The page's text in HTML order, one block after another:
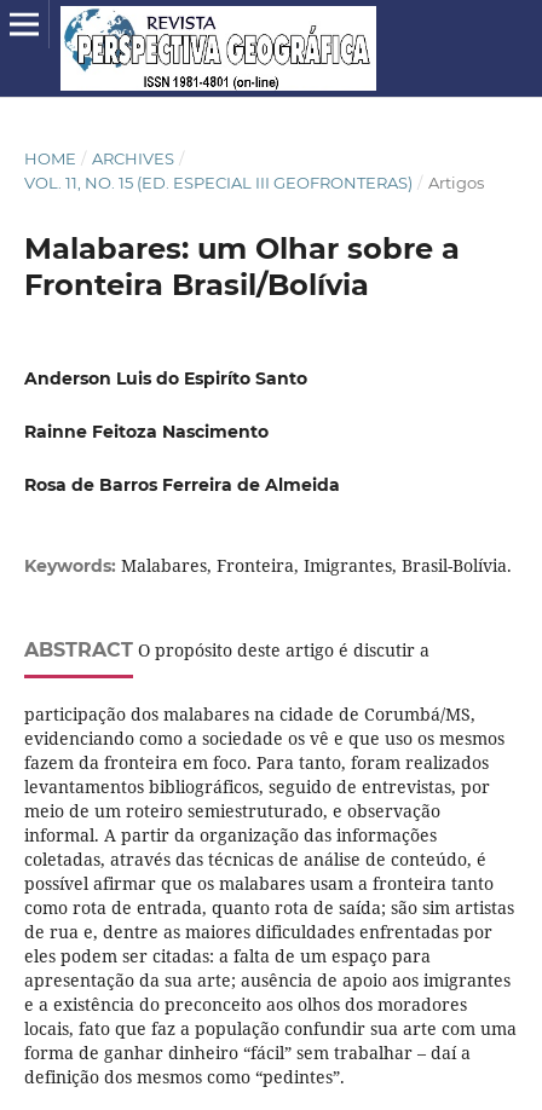
HOME / ARCHIVES /
VOL. 11, NO. 15 (ED. ESPECIAL III GEOFRONTERAS) / Artigos
Malabares: um Olhar sobre a
Fronteira Brasil/Bolívia
Anderson Luis do Espiríto Santo
Rainne Feitoza Nascimento
Rosa de Barros Ferreira de Almeida
Keywords: Malabares, Fronteira, Imigrantes, Brasil-Bolívia.
ABSTRACTO propósito deste artigo é discutir a
participação dos malabares na cidade de Corumbá/MS,
evidenciando como a sociedade os vê e que uso os mesmos
fazem da fronteira em foco. Para tanto, foram realizados
levantamentos bibliográficos, seguido de entrevistas, por
meio de um roteiro semiestruturado, e observação
informal. A partir da organização das informações
coletadas, através das técnicas de análise de conteúdo, é
possível afirmar que os malabares usam a fronteira tanto
como rota de entrada, quanto rota de saída; são sim artistas
de rua e, dentre as maiores dificuldades enfrentadas por
eles podem ser citadas: a falta de um espaço para
apresentação da sua arte; ausência de apoio aos imigrantes
e a existência do preconceito aos olhos dos moradores
locais, fato que faz a população confundir sua arte com uma
forma de ganhar dinheiro “fácil” sem trabalhar – daí a
definição dos mesmos como “pedintes”.